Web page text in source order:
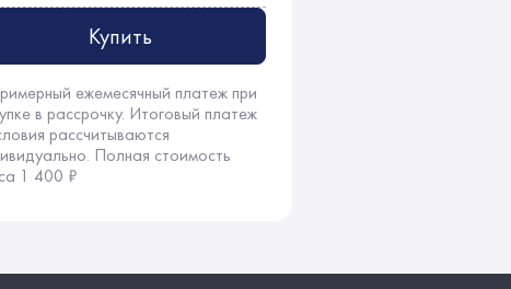
Купить
ежемесячный платеж при
в рассрочку. Итоговый платеж
рассчитываются
Полная стоимость
1 400 ₽